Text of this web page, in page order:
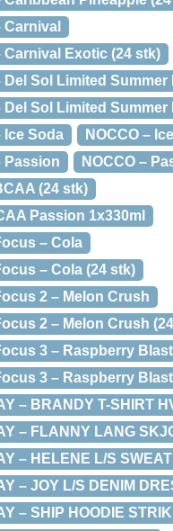
Carnival
Carnival Exotic (24 stk)
Del Sol Limited Summer
Del Sol Limited
Ice Soda
NOCCO –
Passion
NOCCO –
(24 stk)
Passion 1x330ml
– Cola
– Cola (24 stk)
2 – Melon Crush
2 – Melon Crush
3 – Raspberry Blast
3 – Raspberry
– BRANDY T-SHIRT
– FLANNY LANG
– HELENE L/S
– JOY L/S DENIM
– SHIP HOODIE